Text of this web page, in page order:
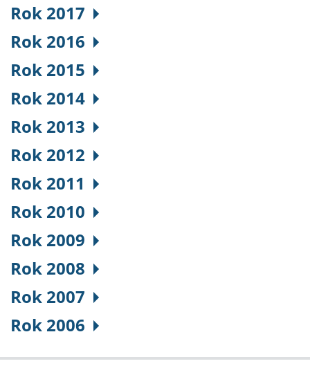
Rok 2017
Rok 2016
Rok 2015
Rok 2014
Rok 2013
Rok 2012
Rok 2011
Rok 2010
Rok 2009
Rok 2008
Rok 2007
Rok 2006